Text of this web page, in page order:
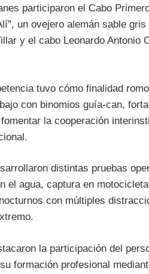
participaron el Cabo
un ovejero alemán sable
y el cabo Leonardo Antonio
tuvo cómo finalidad
con binomios guía-can,
la cooperación
distintas pruebas
el agua, captura en
con múltiples
la participación del
formación profesional